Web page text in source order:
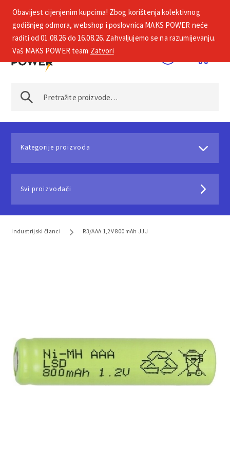
+385 1 2002 575
Kategorije proizvoda
Svi proizvođači
Industrijski članci R3/AAA 1,2V 800mAh JJJ
Obavijest cijenjenim kupcima! Zbog korištenja kolektivnog
godišnjeg odmora, webshop i poslovnica MAKS POWER neće
raditi od 01.08.26 do 16.08.26. Zahvaljujemo se na razumijevanju.
Vaš MAKS POWER team Zatvori